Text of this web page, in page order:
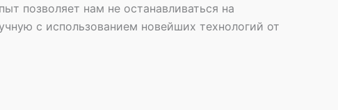
позволяет нам не останавливаться на
с использованием новейших технологий от